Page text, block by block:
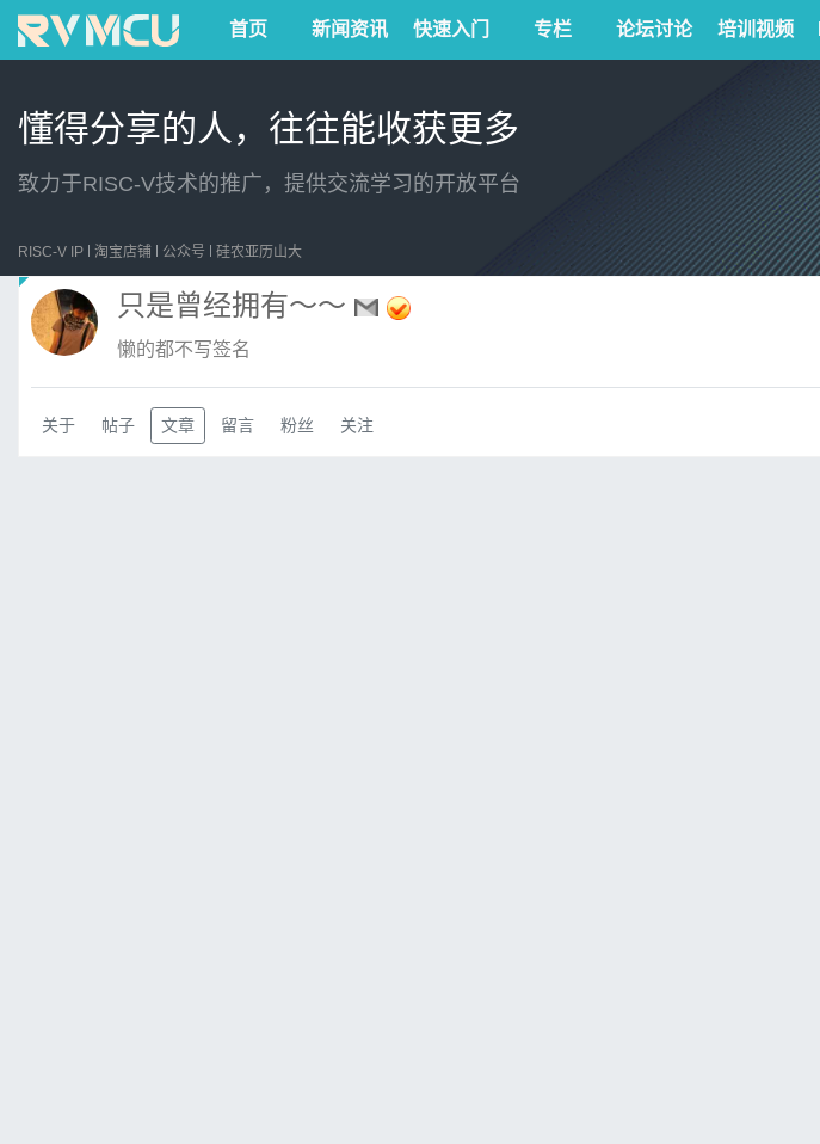
首页 新闻资讯 快速入门 专栏 论坛讨论 培训视频
懂得分享的人，往往能收获更多
致力于RISC-V技术的推广，提供交流学习的开放平台
RISC-V IP 淘宝店铺 公众号 硅农亚历山大
只是曾经拥有～～
懒的都不写签名
关于 帖子 文章 留言 粉丝 关注